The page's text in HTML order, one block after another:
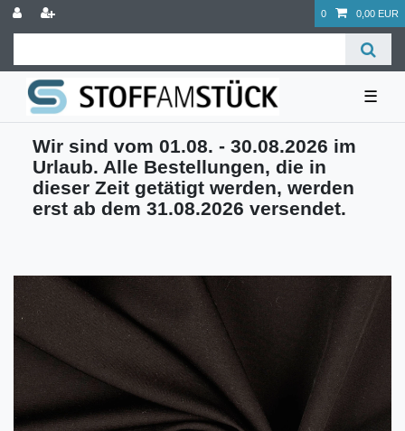
0 0,00 EUR
☰
Wir sind vom 01.08. - 30.08.2026 im
Urlaub. Alle Bestellungen, die in
dieser Zeit getätigt werden, werden
erst ab dem 31.08.2026 versendet.